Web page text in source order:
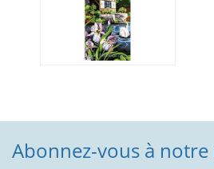
Abonnez-vous à notre